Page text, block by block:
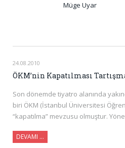
Müge Uyar
24.08.2010
ÖKM’nin Kapatılması
Son dönemde tiyatro alanında
biri ÖKM (İstanbul Üniversitesi
“kapatılma” mevzusu olmuştur.
DEVAMI …